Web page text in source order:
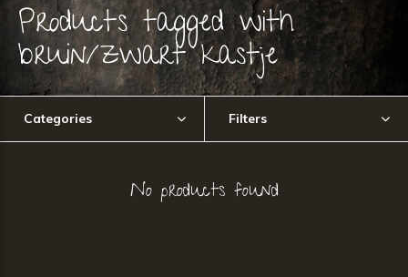
Products tagged with
bruin/zwart kastje
Categories Filters
No products found